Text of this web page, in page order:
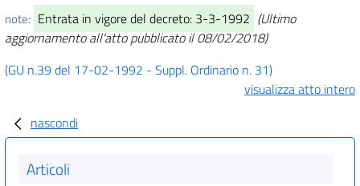
note: Entrata in vigore del decreto: 3-3-1992 (Ultimo
aggiornamento all'atto pubblicato il 08/02/2018)
(GU n.39 del 17-02-1992 - Suppl. Ordinario n. 31)
visualizza atto intero
nascondi
Articoli